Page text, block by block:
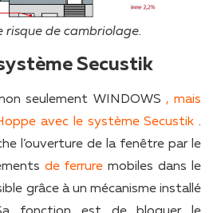
risque de cambriolage.
Secustik
seulement WINDOWS , mais
avec le système Secustik .
l’ouverture de la fenêtre par le
de ferrure mobiles dans le
grâce à un mécanisme installé